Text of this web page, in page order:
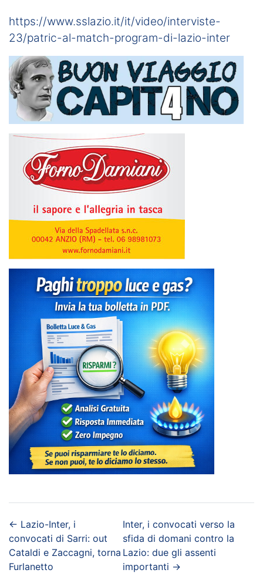
https://www.sslazio.it/it/video/interviste-
23/patric-al-match-program-di-lazio-inter
← Lazio-Inter, i
convocati di Sarri: out
Cataldi e Zaccagni, torna
Furlanetto
Inter, i convocati verso la
sfida di domani contro la
Lazio: due gli assenti
importanti →